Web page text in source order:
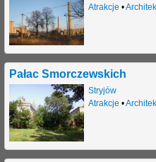
Atrakcje •
Pałac Smorczewskich
Stryjów
Atrakcje •